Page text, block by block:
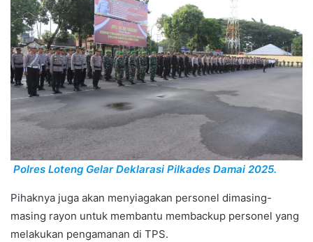
Polres Loteng Gelar Deklarasi Pilkades Damai 2025.
Pihaknya juga akan menyiagakan personel dimasing-
masing rayon untuk membantu membackup personel yang
melakukan pengamanan di TPS.